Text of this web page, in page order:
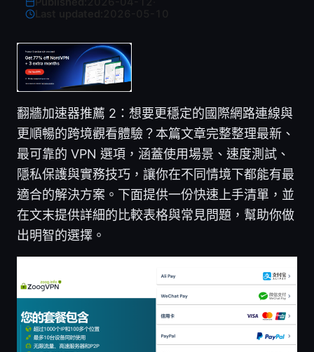
Last updated:
翻牆加速器推薦 2：想要更穩定的國際網路連線與
更順暢的跨境觀看體驗？本篇文章完整整理最新、
最可靠的 VPN 選項，涵蓋使用場景、速度測試、
隱私保護與實務技巧，讓你在不同情境下都能有最
適合的解決方案。下面提供一份快速上手清單，並
在文末提供詳細的比較表格與常見問題，幫助你做
出明智的選擇。